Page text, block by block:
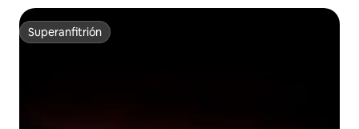
Superanfitrión
Superanfitrión